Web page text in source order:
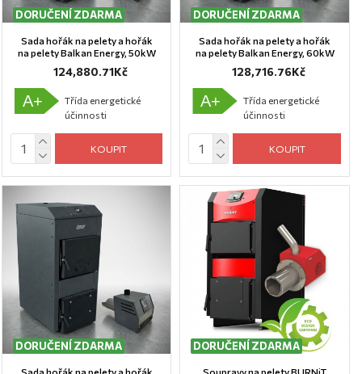
DORUČENÍ ZDARMA
Sada hořák na pelety a hořák
na pelety Balkan Energy, 50kW
124,880.71Kč
A+
Třída energetické
účinnosti
KOUPIT
DORUČENÍ ZDARMA
Sada hořák na pelety a hořák
na pelety Balkan Energy, 60kW
128,716.76Kč
A+
Třída energetické
účinnosti
KOUPIT
DORUČENÍ ZDARMA DORUČENÍ ZDARMA